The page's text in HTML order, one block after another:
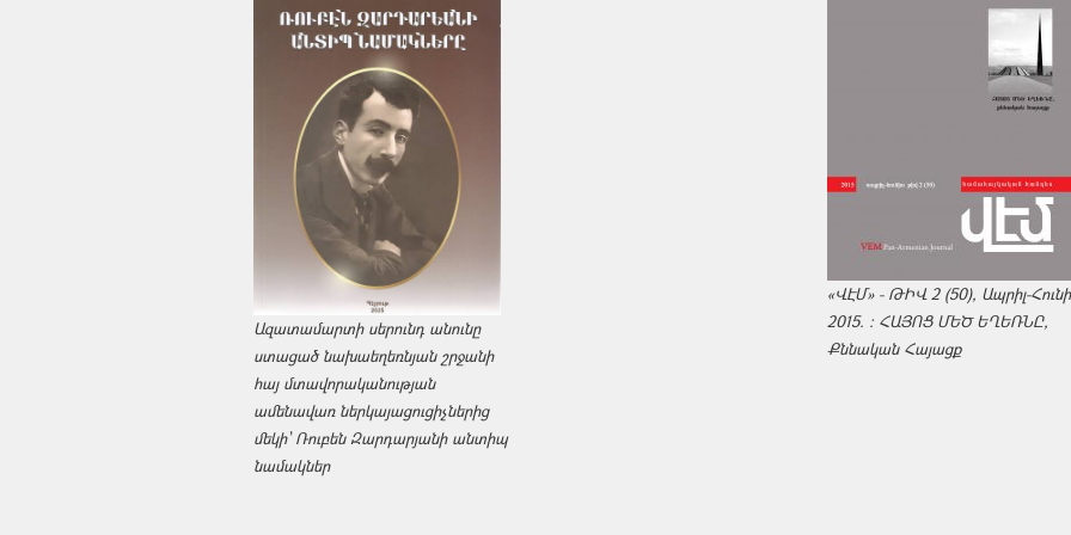
Ազատամարտի սերունդ անունը
ստացած նախաեղեռնյան շրջանի
հայ մտավորականության
ամենավառ ներկայացուցիչներից
մեկի՝ Ռուբեն Զարդարյանի անտիպ
նամակներ
«ՎԷՄ» - ԹԻՎ 2 (50), Ապրիլ-
2015. : ՀԱՅՈՑ ՄԵԾ ԵՂԵՌՆԸ,
Քննական Հայացք